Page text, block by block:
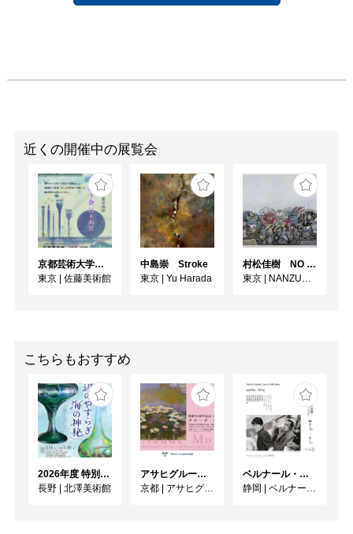
近くの開催中の展覧会
京都芸術大学通信教育課程 ゆうゆう会日本画展
東京
佐藤美術館
中島崇 Stroke
東京
Yu Harada
村松佳樹 NO SEQUENCE
東京
NANZUKA UNDERGROUND
こちらもおすすめ
2026年度 特別展「ガレとドーム、アール･ヌーヴォーのガラス 水辺のやすらぎ、海の神秘」
長野
北澤美術館
アサヒグループ大山崎山荘美術館 開館30周年記念展「没後100年 クロード・モネ」
京都
アサヒグループ大山崎山荘美術館
ベルナール・ビュフェと写真 ーカメラがとらえたビュフェとその時代、そして21 世紀へ
静岡
ベルナール・ビュフェ美術館